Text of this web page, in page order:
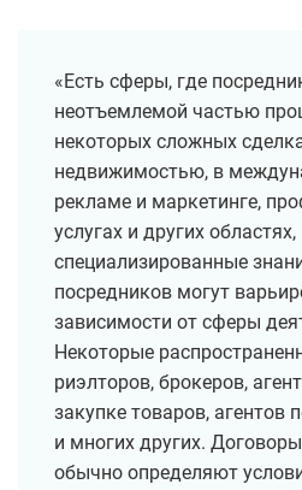
«Есть сферы, где
неотъемлемой частью
некоторых сложных
недвижимостью, в
рекламе и маркетинге,
услугах и других областях,
специализированные
посредников могут
зависимости от сферы
Некоторые
риэлторов, брокеров,
закупке товаров, агентов
и многих других.
обычно определяют